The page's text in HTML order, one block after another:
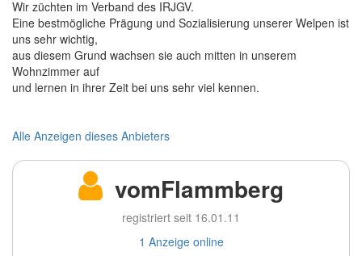
Wir züchten im Verband des IRJGV.
Eine bestmögliche Prägung und Sozialisierung unserer Welpen ist
uns sehr wichtig,
aus diesem Grund wachsen sie auch mitten in unserem
Wohnzimmer auf
und lernen in ihrer Zeit bei uns sehr viel kennen.
Alle Anzeigen dieses Anbieters
vomFlammberg
registriert seit 16.01.11
1 Anzeige online